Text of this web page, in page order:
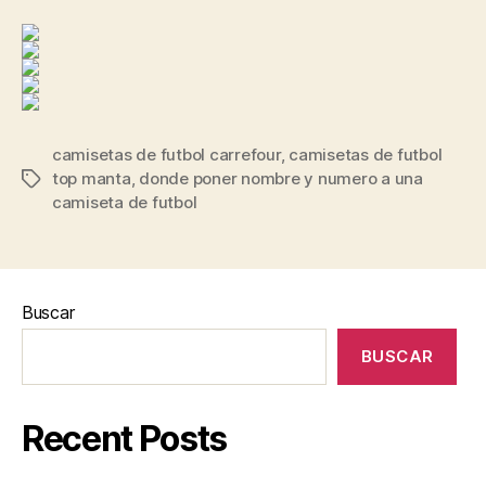
Etiquetas
camisetas de futbol carrefour, camisetas de futbol
top manta, donde poner nombre y numero a una
camiseta de futbol
Buscar
BUSCAR
Recent Posts